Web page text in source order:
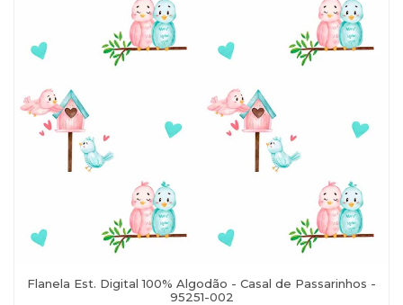
Flanela Est. Digital 100% Algodão - Casal de Passarinhos -
95251-002